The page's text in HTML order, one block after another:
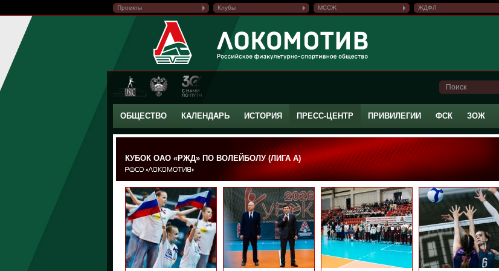
Проекты Клубы МССЖ ЖДФЛ
ОБЩЕСТВО КАЛЕНДАРЬ ИСТОРИЯ ПРЕСС-ЦЕНТР ПРИВИЛЕГИИ ФСК ЗОЖ
КУБОК ОАО «РЖД» ПО ВОЛЕЙБОЛУ (ЛИГА А)